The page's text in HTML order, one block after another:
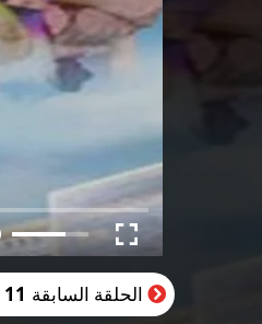
الحلقة السابقة 11